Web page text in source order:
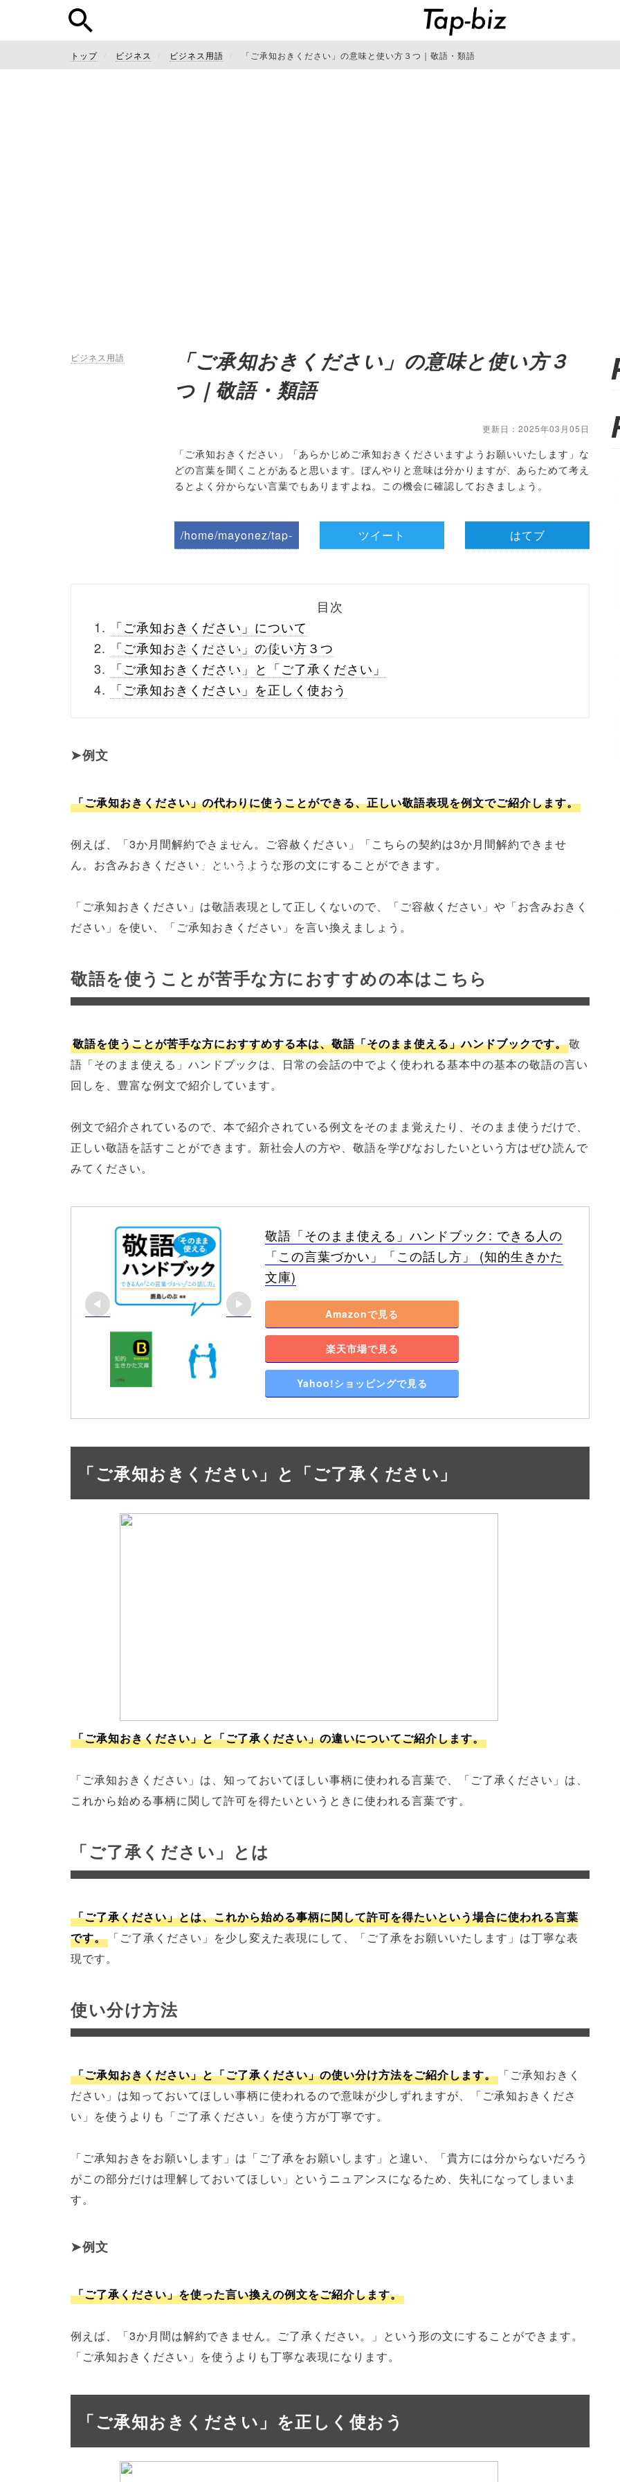
トップ ビジネス ビジネス用語 「ご承知おきください」の意味と使い方３つ｜敬語・類語
ビジネス用語
「ご承知おきください」の意味と使い方３
つ｜敬語・類語
更新日：2025年03月05日
「ご承知おきください」「あらかじめご承知おきくださいますようお願いいたします」な
どの言葉を聞くことがあると思います。ぼんやりと意味は分かりますが、あらためて考え
るとよく分からない言葉でもありますよね。この機会に確認しておきましょう。
/home/mayonez/tap-
buttons.php on line 10
/1020551"
onclick="window.open
menubar=no,
toolbar=no,
scrollbars=yes');
ツイート はてブ
目次
「ご承知おきください」について
「ご承知おきください」の使い方３つ
「ご承知おきください」と「ご了承ください」
「ご承知おきください」を正しく使おう
例文
「ご承知おきください」の代わりに使うことができる、正しい敬語表現を例文でご紹介します。
例えば、「3か月間解約できません。ご容赦ください」「こちらの契約は3か月間解約できませ
ん。お含みおきください」というような形の文にすることができます。
「ご承知おきください」は敬語表現として正しくないので、「ご容赦ください」や「お含みおきく
ださい」を使い、「ご承知おきください」を言い換えましょう。
敬語を使うことが苦手な方におすすめの本はこちら
敬語を使うことが苦手な方におすすめする本は、敬語「そのまま使える」ハンドブックです。敬
語「そのまま使える」ハンドブックは、日常の会話の中でよく使われる基本中の基本の敬語の言い
回しを、豊富な例文で紹介しています。
例文で紹介されているので、本で紹介されている例文をそのまま覚えたり、そのまま使うだけで、
正しい敬語を話すことができます。新社会人の方や、敬語を学びなおしたいという方はぜひ読んで
みてください。
敬語「そのまま使える」ハンドブック: できる人の
「この言葉づかい」「この話し方」 (知的生きかた
文庫)
Amazonで見る
楽天市場で見る
Yahoo!ショッピングで見る
「ご承知おきください」と「ご了承ください」
「ご承知おきください」と「ご了承ください」の違いについてご紹介します。
「ご承知おきください」は、知っておいてほしい事柄に使われる言葉で、「ご了承ください」は、
これから始める事柄に関して許可を得たいというときに使われる言葉です。
「ご了承ください」とは
「ご了承ください」とは、これから始める事柄に関して許可を得たいという場合に使われる言葉
です。 「ご了承ください」を少し変えた表現にして、「ご了承をお願いいたします」は丁寧な表
現です。
使い分け方法
「ご承知おきください」と「ご了承ください」の使い分け方法をご紹介します。 「ご承知おきく
ださい」は知っておいてほしい事柄に使われるので意味が少しずれますが、「ご承知おきくださ
い」を使うよりも「ご了承ください」を使う方が丁寧です。
「ご承知おきをお願いします」は「ご了承をお願いします」と違い、「貴方には分からないだろう
がこの部分だけは理解しておいてほしい」というニュアンスになるため、失礼になってしまいま
す。
例文
「ご了承ください」を使った言い換えの例文をご紹介します。
例えば、「3か月間は解約できません。ご了承ください。」という形の文にすることができます。
「ご承知おきください」を使うよりも丁寧な表現になります。
「ご承知おきください」を正しく使おう